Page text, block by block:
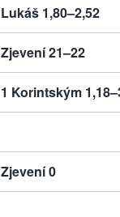
Lukáš 1,80–2,52
Zjevení 21–22
1 Korintským
Zjevení 0